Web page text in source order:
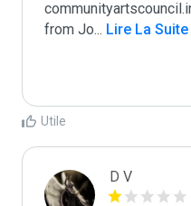
from Jo... Lire La Suite
Utile
D V